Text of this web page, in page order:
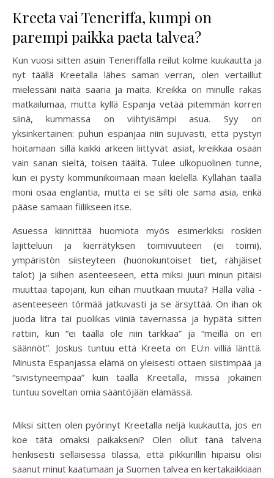
Kreeta vai Teneriffa, kumpi on
parempi paikka paeta talvea?
Kun vuosi sitten asuin Teneriffalla reilut kolme kuukautta ja
nyt täällä Kreetalla lähes saman verran, olen vertaillut
mielessäni näitä saaria ja maita. Kreikka on minulle rakas
matkailumaa, mutta kyllä Espanja vetää pitemmän korren
siinä, kummassa on viihtyisämpi asua. Syy on
yksinkertainen: puhun espanjaa niin sujuvasti, että pystyn
hoitamaan sillä kaikki arkeen liittyvät asiat, kreikkaa osaan
vain sanan sieltä, toisen täältä. Tulee ulkopuolinen tunne,
kun ei pysty kommunikoimaan maan kielellä. Kyllähän täällä
moni osaa englantia, mutta ei se silti ole sama asia, enkä
pääse samaan fiilikseen itse.
Asuessa kiinnittää huomiota myös esimerkiksi roskien
lajitteluun ja kierrätyksen toimivuuteen (ei toimi),
ympäristön siisteyteen (huonokuntoiset tiet, rähjäiset
talot) ja siihen asenteeseen, että miksi juuri minun pitäisi
muuttaa tapojani, kun eihän muutkaan muuta? Hällä väliä -
asenteeseen törmää jatkuvasti ja se ärsyttää. On ihan ok
juoda litra tai puolikas viiniä tavernassa ja hypätä sitten
rattiin, kun “ei täällä ole niin tarkkaa” ja “meillä on eri
säännöt”. Joskus tuntuu että Kreeta on EU:n villiä länttä.
Minusta Espanjassa elämä on yleisesti ottaen siistimpää ja
“sivistyneempää” kuin täällä Kreetalla, missä jokainen
tuntuu soveltan omia sääntöjään elämässä.
Miksi sitten olen pyörinyt Kreetalla neljä kuukautta, jos en
koe tätä omaksi paikakseni? Olen ollut tänä talvena
henkisesti sellaisessa tilassa, että pikkurillin hipaisu olisi
saanut minut kaatumaan ja Suomen talvea en kertakaikkiaan